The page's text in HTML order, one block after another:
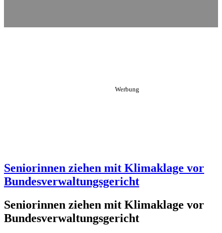
Seniorinnen ziehen mit Klimaklage vor
Bundesverwaltungsgericht
Seniorinnen ziehen mit Klimaklage vor
Bundesverwaltungsgericht